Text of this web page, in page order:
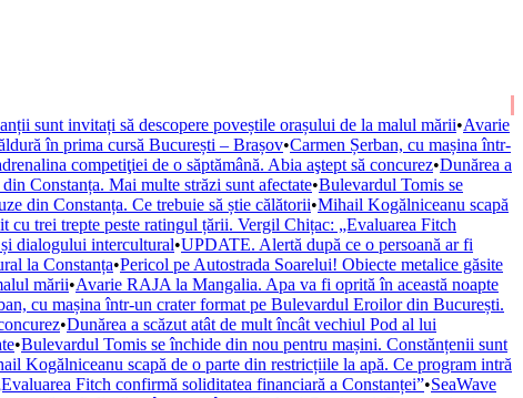
sunt invitați să descopere poveștile orașului de la malul mării•Avarie
în prima cursă București – Brașov•Carmen Șerban, cu mașina într-
competiţiei de o săptămână. Abia aştept să concurez•Dunărea a
Constanța. Mai multe străzi sunt afectate•Bulevardul Tomis se
din Constanța. Ce trebuie să știe călătorii•Mihail Kogălniceanu scapă
trei trepte peste ratingul țării. Vergil Chițac: „Evaluarea Fitch
dialogului intercultural•UPDATE. Alertă după ce o persoană ar fi
la Constanța•Pericol pe Autostrada Soarelui! Obiecte metalice găsite
mării•Avarie RAJA la Mangalia. Apa va fi oprită în această noapte
cu mașina într-un crater format pe Bulevardul Eroilor din București.
•Dunărea a scăzut atât de mult încât vechiul Pod al lui
•Bulevardul Tomis se închide din nou pentru mașini. Constănțenii sunt
Kogălniceanu scapă de o parte din restricțiile la apă. Ce program intră
Fitch confirmă soliditatea financiară a Constanței”•SeaWave